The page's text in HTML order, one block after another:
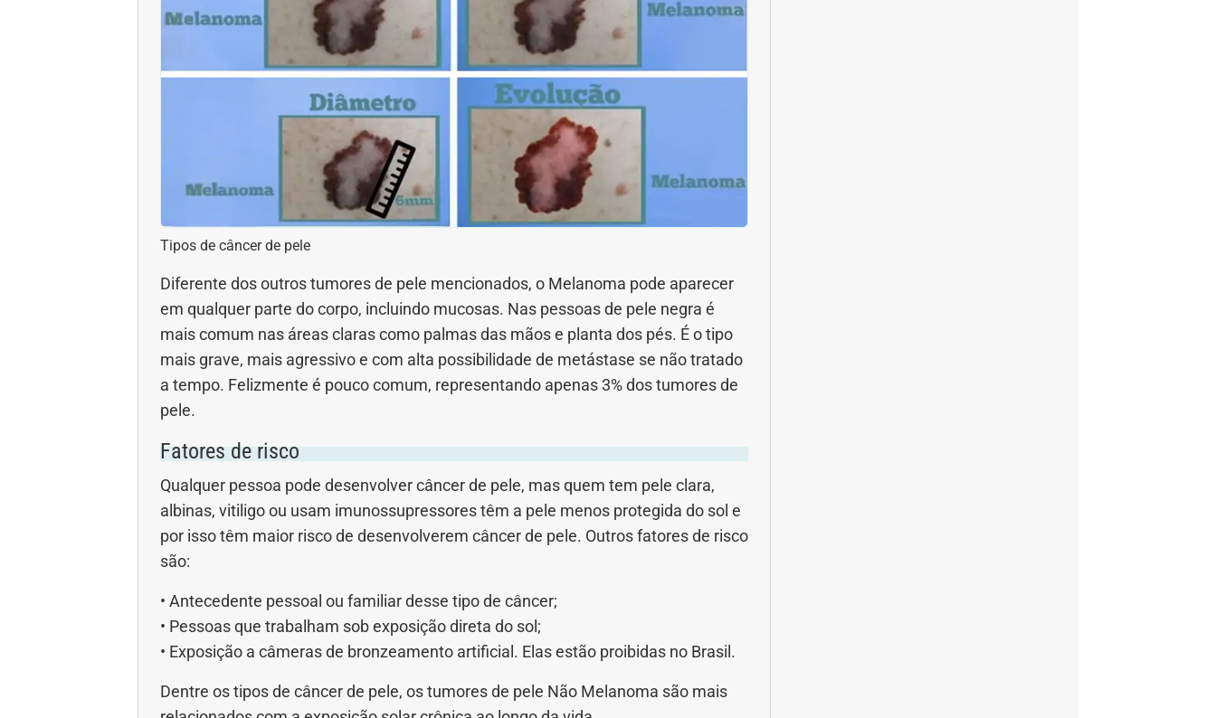
Tipos de câncer de pele
Diferente dos outros tumores de pele mencionados, o Melanoma pode aparecer
em qualquer parte do corpo, incluindo mucosas. Nas pessoas de pele negra é
mais comum nas áreas claras como palmas das mãos e planta dos pés. É o tipo
mais grave, mais agressivo e com alta possibilidade de metástase se não tratado
a tempo. Felizmente é pouco comum, representando apenas 3% dos tumores de
pele.
Fatores de risco
Qualquer pessoa pode desenvolver câncer de pele, mas quem tem pele clara,
albinas, vitiligo ou usam imunossupressores têm a pele menos protegida do sol e
por isso têm maior risco de desenvolverem câncer de pele. Outros fatores de risco
são:
• Antecedente pessoal ou familiar desse tipo de câncer;
• Pessoas que trabalham sob exposição direta do sol;
• Exposição a câmeras de bronzeamento artificial. Elas estão proibidas no Brasil.
Dentre os tipos de câncer de pele, os tumores de pele Não Melanoma são mais